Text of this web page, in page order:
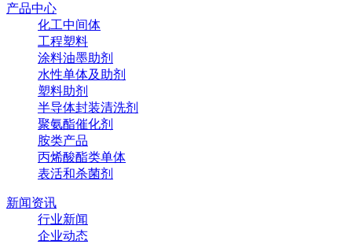
产品中心
化工中间体
工程塑料
涂料油墨助剂
水性单体及助剂
塑料助剂
半导体封装清洗剂
聚氨酯催化剂
胺类产品
丙烯酸酯类单体
表活和杀菌剂
新闻资讯
行业新闻
企业动态